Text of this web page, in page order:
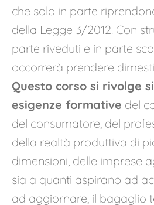
che solo in parte
della Legge 3/2012. Con
parte riveduti e in parte
occorrerà prendere
Questo corso si rivolge
esigenze formative del
del consumatore, del
della realtà produttiva di
dimensioni, delle imprese
sia a quanti aspirano ad
ad aggiornare, il bagaglio